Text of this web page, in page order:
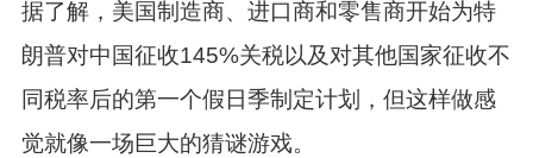
据了解，美国制造商、进口商和零售商开始为特
朗普对中国征收145%关税以及对其他国家征收不
同税率后的第一个假日季制定计划，但这样做感
觉就像一场巨大的猜谜游戏。